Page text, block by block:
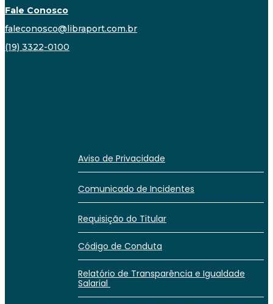
Fale Conosco
faleconosco@libraport.com.br
(19) 3322-0100
Aviso de Privacidade
Comunicado de Incidentes
Requisição do Titular
Código de Conduta
Relatório de Transparência e Igualdade
Salarial